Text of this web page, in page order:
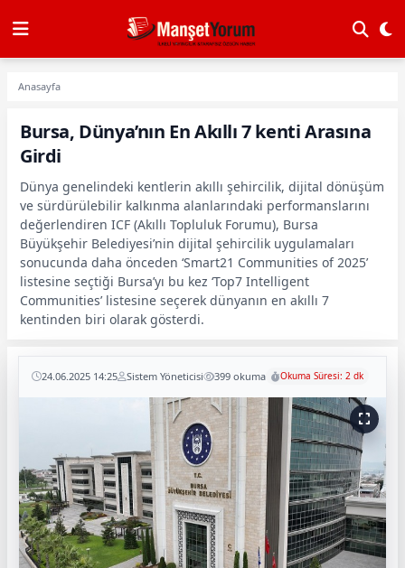
Anasayfa
Bursa, Dünya’nın En Akıllı 7 kenti Arasına
Girdi
Dünya genelindeki kentlerin akıllı şehircilik, dijital dönüşüm
ve sürdürülebilir kalkınma alanlarındaki performanslarını
değerlendiren ICF (Akıllı Topluluk Forumu), Bursa
Büyükşehir Belediyesi’nin dijital şehircilik uygulamaları
sonucunda daha önceden ‘Smart21 Communities of 2025’
listesine seçtiği Bursa’yı bu kez ‘Top7 Intelligent
Communities’ listesine seçerek dünyanın en akıllı 7
kentinden biri olarak gösterdi.
24.06.2025 14:25 Sistem Yöneticisi 399 okuma Okuma Süresi: 2 dk